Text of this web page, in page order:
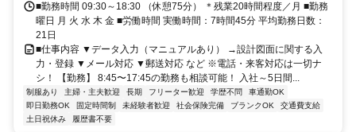
ません♪
■勤務時間 09:30～18:30 （休憩75分） ＊残業20時間程度／月 ■勤務
曜日 月 火 水 木 金 ■労働時間 実働時間：7時間45分 平均勤務日数：
21日
■仕事内容 ▼データ入力（マニュアルあり） →設計図面に関する入
力・登録 ▼メール対応 ▼郵送対応 など ※電話・来客対応は一切ナ
シ！ 【勤務】 8:45〜17:45の勤務も相談可能！ 入社～5日間...
制服あり 主婦・主夫歓迎 長期 フリーター歓迎 学歴不問
車通勤OK
即日勤務OK
固定時間制 未経験者歓迎 社会保険完備 ブランクOK
交通費支給
土日祝休み
履歴書不要